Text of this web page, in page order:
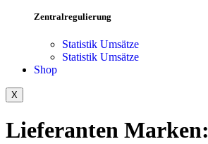
Zentralregulierung
Statistik Umsätze
Statistik Umsätze
Shop
X
Lieferanten Marken: